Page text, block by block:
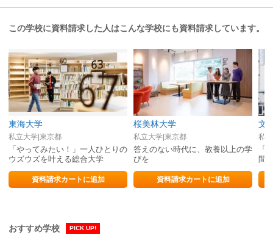
この学校に資料請求した人はこんな学校にも資料請求しています。
東海大学
私立大学|東京都
「やってみたい！」一人ひとりの
ウズウズを叶える総合大学
資料請求カートに追加
桜美林大学
私立大学|東京都
答えのない時代に、教養以上の学
びを
資料請求カートに追加
文
私
「
間
おすすめ学校 PICK UP!